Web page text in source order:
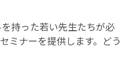
持った若い先生たちが必
ミナーを提供します。どう